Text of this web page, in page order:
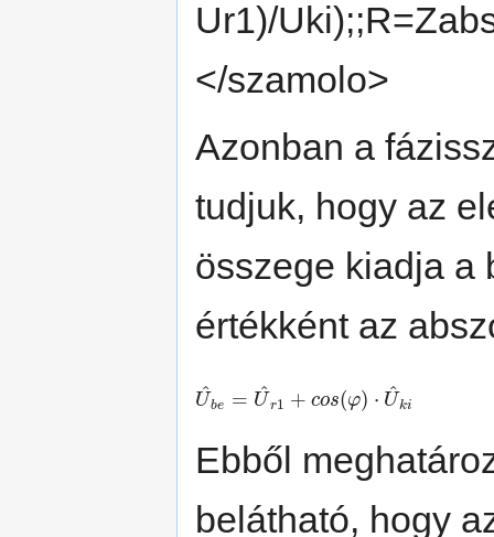
Ur1)/
</szamolo>
Azonban a
tudjuk, hogy az
összege kiadja a
értékként az
U
^be = U
^r1 + cos(φ) ⋅ U
^ki
Ebből
belátható, hogy